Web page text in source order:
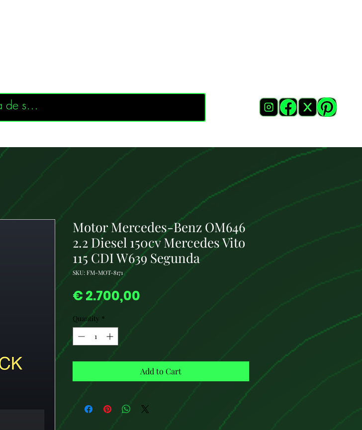
Motor Mercedes-Benz OM646
2.2 Diesel 150cv Mercedes Vito
115 CDI W639 Segunda
SKU: FM-MOT-8171
€ 2.700,00
Quantity *
Add to Cart